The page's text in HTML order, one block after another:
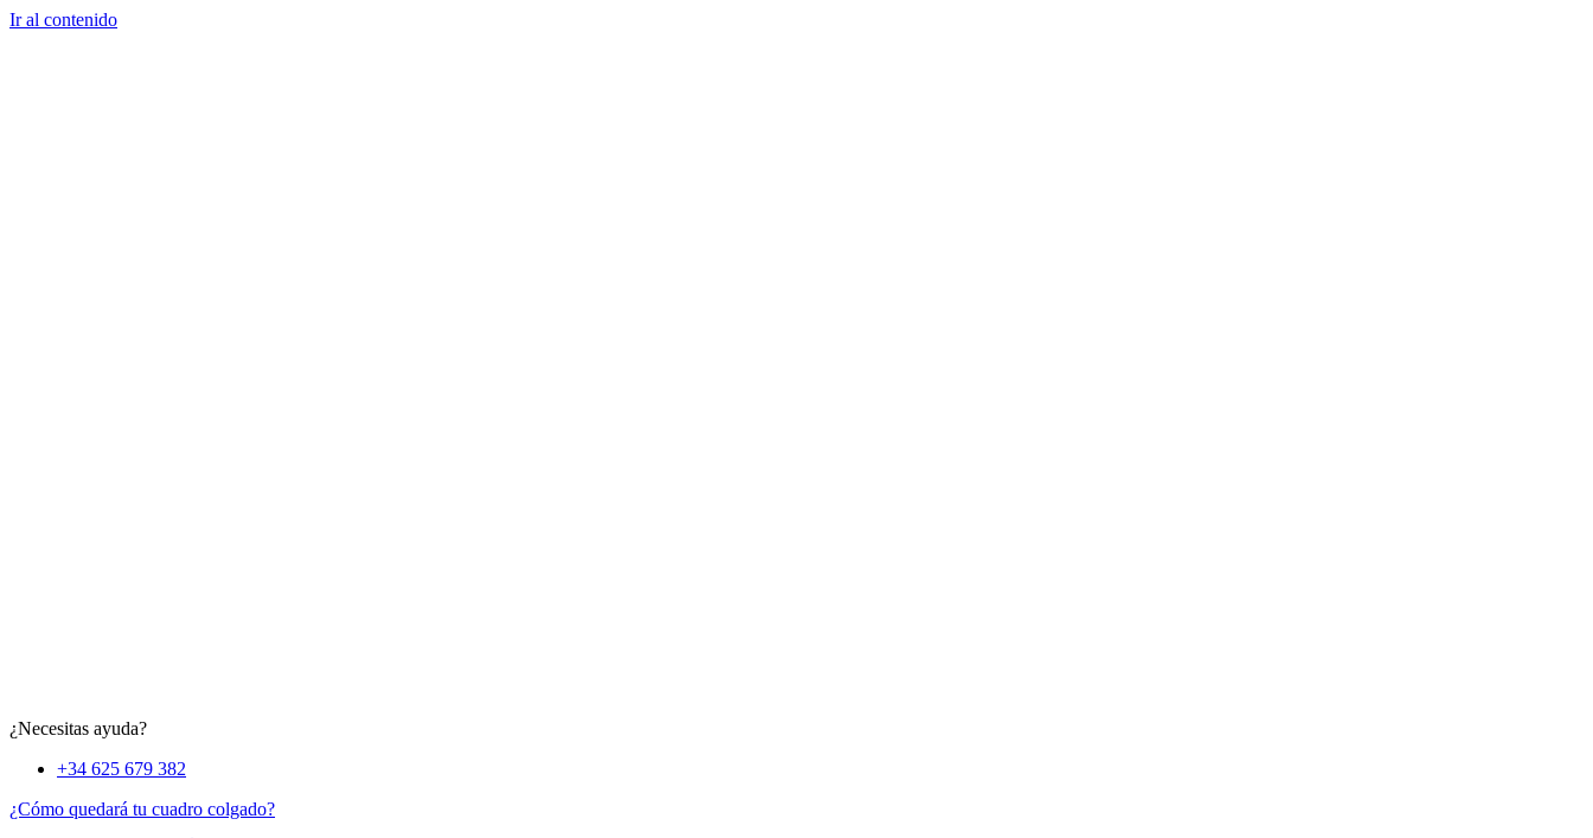
Ir al contenido
¿Necesitas ayuda?
+34 625 679 382
¿Cómo quedará tu cuadro colgado?